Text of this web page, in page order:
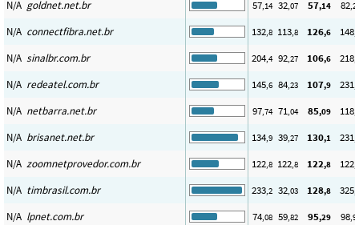
N/A goldnet.net.br 57,14 32,07 57,14 82
N/A connectfibra.net.br 132,8 113,8 126,6 148
N/A sinalbr.com.br 204,4 92,27 106,6 218
N/A redeatel.com.br 145,6 84,23 107,9 231
N/A netbarra.net.br 97,74 71,04 85,09 118
N/A brisanet.net.br 134,9 39,27 130,1 231
N/A zoomnetprovedor.com.br 122,8 122,8 122,8 122
N/A timbrasil.com.br 233,2 32,03 128,8 325
N/A lpnet.com.br 74,08 59,82 95,29 98